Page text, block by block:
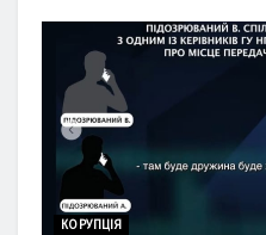
КОРУПЦІЯ